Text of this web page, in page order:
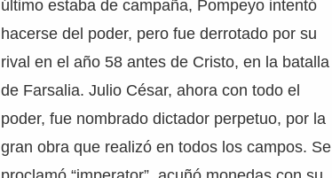
último estaba de campaña, Pompeyo intentó
hacerse del poder, pero fue derrotado por su
rival en el año 58 antes de Cristo, en la batalla
de Farsalia. Julio César, ahora con todo el
poder, fue nombrado dictador perpetuo, por la
gran obra que realizó en todos los campos. Se